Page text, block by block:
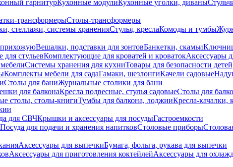
гарнитурКухонные модулиКухонные уголки, диваны
трансформерыСтолы-трансформеры
стеллажи, системы храненияСтулья, креслаКомоды и тумбы
Вешалки, подставки для зонтовБанкетки, скамьи
стульевКомплектующие для кроватей и кроватокАксессуары
Системы хранения для кухниТовары для безопасности детей
Комплекты мебели для садаГамаки, шезлонгиКачели садовые
Столы для баниЖурнальные столики для бани
для балконаКресла подвесные, стулья садовыеСтолы для
столы, столы-книгиТумбы для балкона, лоджииКресла-качалки,
для СВЧКрышки и аксессуары для посудыГастроемкости
Посуда для подачи и хранения напитковСтоловые приборы
Аксессуары для выпечкиБумага, фольга, рукава для выпечки
Аксессуары для приготовления коктейлейАксессуары для